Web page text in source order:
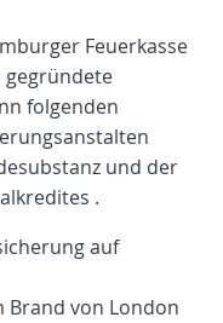
Feuerkasse
gegründete
folgenden
und der
.
auf
Brand von London